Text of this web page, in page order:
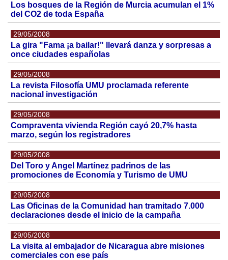
Los bosques de la Región de Murcia acumulan el 1%
del CO2 de toda España
29/05/2008
La gira "Fama ¡a bailar!" llevará danza y sorpresas a
once ciudades españolas
29/05/2008
La revista Filosofía UMU proclamada referente
nacional investigación
29/05/2008
Compraventa vivienda Región cayó 20,7% hasta
marzo, según los registradores
29/05/2008
Del Toro y Angel Martínez padrinos de las
promociones de Economía y Turismo de UMU
29/05/2008
Las Oficinas de la Comunidad han tramitado 7.000
declaraciones desde el inicio de la campaña
29/05/2008
La visita al embajador de Nicaragua abre misiones
comerciales con ese país